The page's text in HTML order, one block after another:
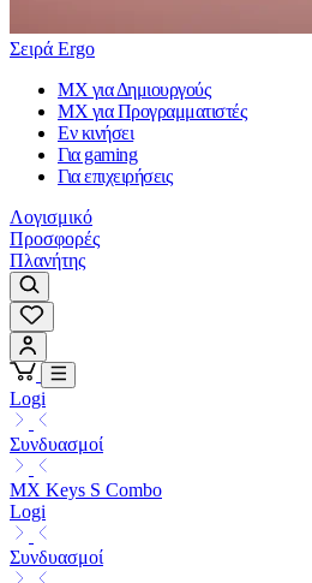
Σειρά Ergo
MX για Δημιουργούς
MX για Προγραμματιστές
Εν κινήσει
Για gaming
Για επιχειρήσεις
Λογισμικό
Προσφορές
Πλανήτης
Logi
Συνδυασμοί
MX Keys S Combo
Logi
Συνδυασμοί